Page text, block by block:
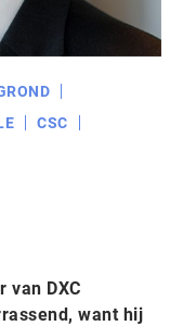
CSC
van DXC
want hij